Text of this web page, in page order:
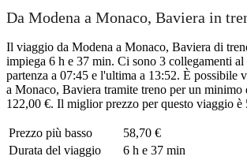
Da Modena a Monaco, Baviera in
Il viaggio da Modena a Monaco, Baviera di
impiega 6 h e 37 min. Ci sono 3 collegamenti
partenza a 07:45 e l'ultima a 13:52. È possibile
a Monaco, Baviera tramite treno per un
122,00 €. Il miglior prezzo per questo viaggio è
Prezzo più basso
58,70 €
Durata del viaggio
6 h e 37 min